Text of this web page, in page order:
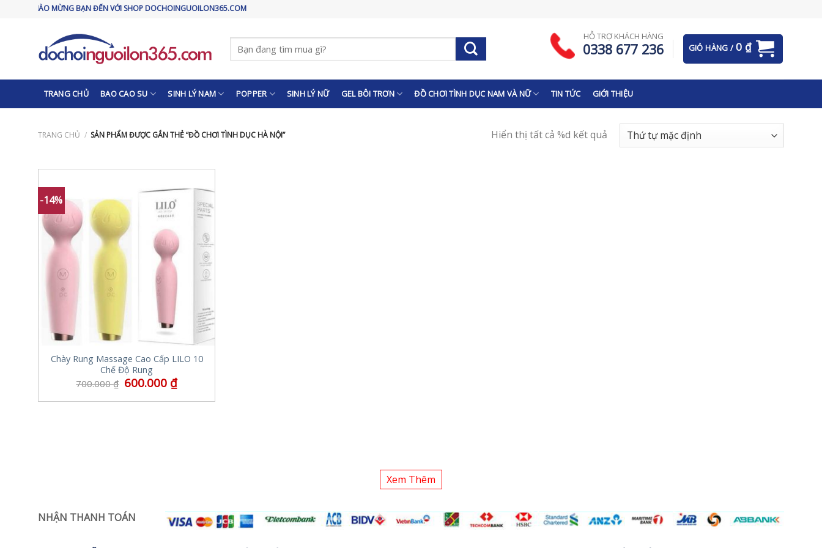
CHÀO MỪNG BẠN ĐẾN VỚI SHOP DOCHOINGUOILON365.COM
Tìm
kiếm:
HỖ TRỢ KHÁCH HÀNG
0338 677 236 GIỎ HÀNG / 0 ₫
TRANG CHỦ BAO CAO SU SINH LÝ NAM POPPER SINH LÝ NỮ GEL BÔI TRƠN ĐỒ CHƠI TÌNH DỤC NAM VÀ NỮ TIN TỨC GIỚI THIỆU
TRANG CHỦ / SẢN PHẨM ĐƯỢC GẮN THẺ “ĐỒ CHƠI TÌNH DỤC HÀ NỘI” Hiển thị tất cả %d kết quả
-14%
Chày Rung Massage Cao Cấp LILO 10
Chế Độ Rung
700.000₫ 600.000 ₫
Xem Thêm
NHẬN THANH TOÁN